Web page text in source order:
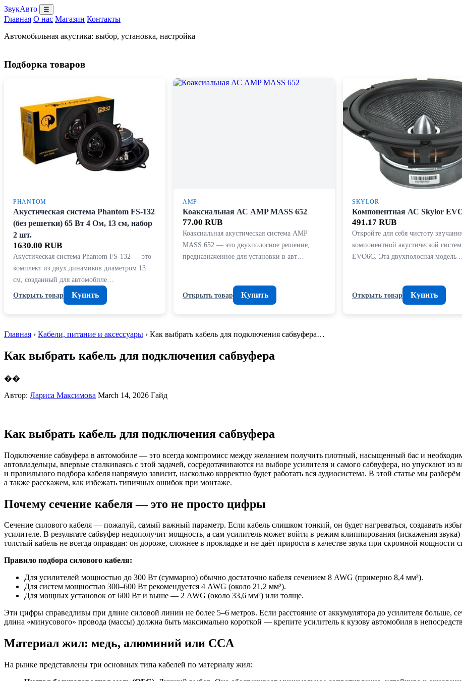
ЗвукАвто ☰
Главная О нас Магазин Контакты
Автомобильная акустика: выбор, установка, настройка
Подборка товаров
PHANTOM
Акустическая система Phantom FS-132
(без решетки) 65 Вт 4 Ом, 13 см, набор
2 шт.
1630.00 RUB
Акустическая система Phantom FS-132 — это
комплект из двух динамиков диаметром 13
см, созданный для автомобиле…
Открыть товар
Купить
AMP
Коаксиальная АС AMP MASS 652
77.00 RUB
Коаксиальная акустическая система AMP
MASS 652 — это двухполосное решение,
предназначенное для установки в авт…
Открыть товар Купить
SKYLOR
Компонентная АС Skylor
491.17 RUB
Откройте для себя чистоту
компонентной акустической
EVO6C. Эта двухполосная модель …
Открыть товар Купить
Главная › Кабели, питание и аксессуары › Как выбрать кабель для подключения сабвуфера…
Как выбрать кабель для подключения сабвуфера
��
Автор: Лариса Максимова March 14, 2026 Гайд
Как выбрать кабель для подключения сабвуфера
Подключение сабвуфера в автомобиле — это всегда компромисс между желанием получить плотный, насыщенный бас и
автовладельцы, впервые сталкиваясь с этой задачей, сосредотачиваются на выборе усилителя и самого сабвуфера, но упускают
и правильного подбора кабеля напрямую зависит, насколько корректно будет работать вся аудиосистема. В этой статье мы
а также расскажем, как избежать типичных ошибок при монтаже.
Почему сечение кабеля — это не просто цифры
Сечение силового кабеля — пожалуй, самый важный параметр. Если кабель слишком тонкий, он будет нагреваться, создавать
усилителе. В результате сабвуфер недополучит мощность, а сам усилитель может войти в режим клиппирования (искажения
толстый кабель не всегда оправдан: он дороже, сложнее в прокладке и не даёт прироста в качестве звука при скромной мощности
Правило подбора силового кабеля:
Для усилителей мощностью до 300 Вт (суммарно) обычно достаточно кабеля сечением 8 AWG (примерно 8,4 мм²).
Для систем мощностью 300–600 Вт рекомендуется 4 AWG (около 21,2 мм²).
Для мощных установок от 600 Вт и выше — 2 AWG (около 33,6 мм²) или толще.
Эти цифры справедливы при длине силовой линии не более 5–6 метров. Если расстояние от аккумулятора до усилителя больше,
длина «минусового» провода (массы) должна быть максимально короткой — крепите усилитель к кузову автомобиля в
Материал жил: медь, алюминий или CCA
На рынке представлены три основных типа кабелей по материалу жил: